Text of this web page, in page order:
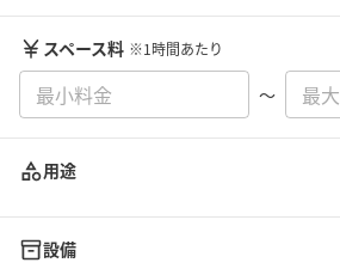
スペース料 ※1時間あたり
〜
用途
設備